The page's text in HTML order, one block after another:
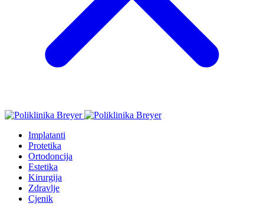
Implatanti
Protetika
Ortodoncija
Estetika
Kirurgija
Zdravlje
Cjenik